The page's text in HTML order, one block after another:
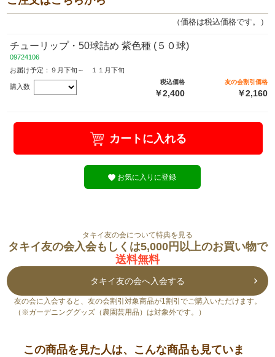
（価格は税込価格です。）
チューリップ・50球詰め 紫色種 (５０球)
09724106
お届け予定：９月下旬～ １１月下旬
購入数
税込価格
￥2,400
友の会割引価格
￥2,160
カートに入れる
お気に入りに登録
タキイ友の会について特典を見る
タキイ友の会入会もしくは5,000円以上のお買い物で
送料無料
タキイ友の会へ入会する
友の会に入会すると、友の会割引対象商品が1割引でご購入いただけます。
（※ガーデニンググッズ（農園芸用品）は対象外です。）
この商品を見た人は、こんな商品も見ていま